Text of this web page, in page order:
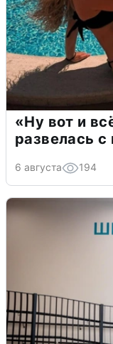
«Ну вот и
развелась
6 августа 194